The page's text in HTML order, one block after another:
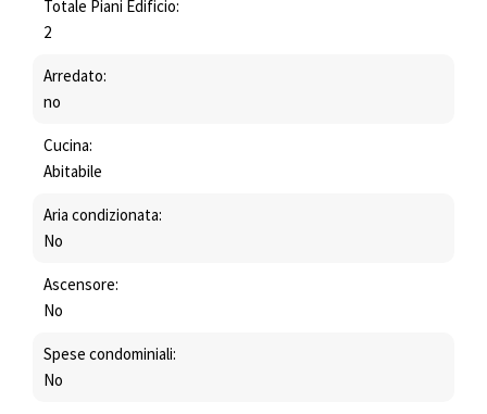
Totale Piani Edificio:
2
Arredato:
no
Cucina:
Abitabile
Aria condizionata:
No
Ascensore:
No
Spese condominiali:
No